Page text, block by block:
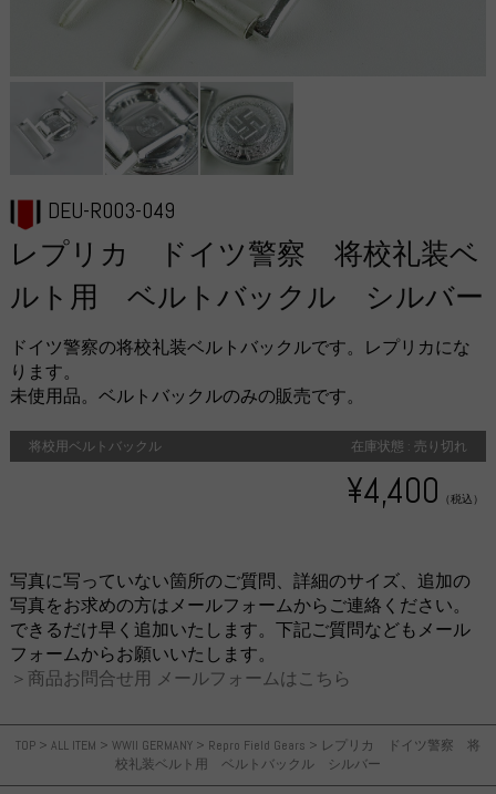
TOP > ALL ITEM > WWII GERMANY > Repro Field Gears > レプリカ ドイツ警察 将
校礼装ベルト用 ベルトバックル シルバー
DEU-R003-049
レプリカ ドイツ警察 将校礼装ベ
ルト用 ベルトバックル シルバー
ドイツ警察の将校礼装ベルトバックルです。レプリカにな
ります。
未使用品。ベルトバックルのみの販売です。
将校用ベルトバックル 在庫状態 : 売り切れ
¥4,400 （税込）
写真に写っていない箇所のご質問、詳細のサイズ、追加の
写真をお求めの方はメールフォームからご連絡ください。
できるだけ早く追加いたします。下記ご質問などもメール
フォームからお願いいたします。
＞商品お問合せ用 メールフォームはこちら